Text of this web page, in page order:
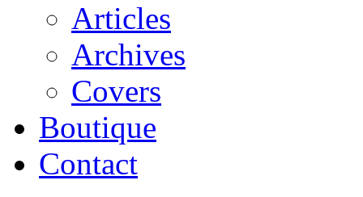
Articles
Archives
Covers
Boutique
Contact